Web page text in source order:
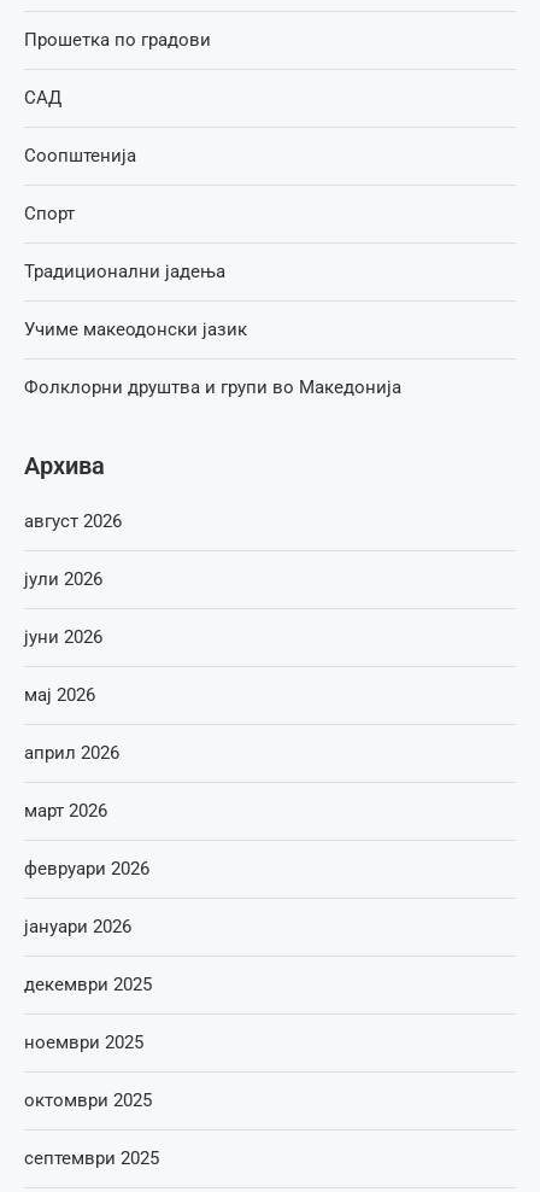
Прошетка по градови
САД
Соопштенија
Спорт
Традиционални јадења
Учиме макеодонски јазик
Фолклорни друштва и групи во Македонија
Архива
август 2026
јули 2026
јуни 2026
мај 2026
април 2026
март 2026
февруари 2026
јануари 2026
декември 2025
ноември 2025
октомври 2025
септември 2025